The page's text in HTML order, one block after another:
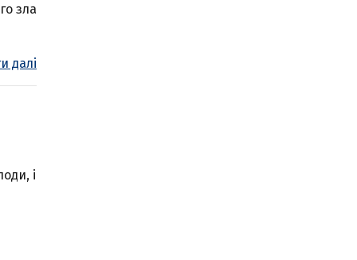
зла
далі
і